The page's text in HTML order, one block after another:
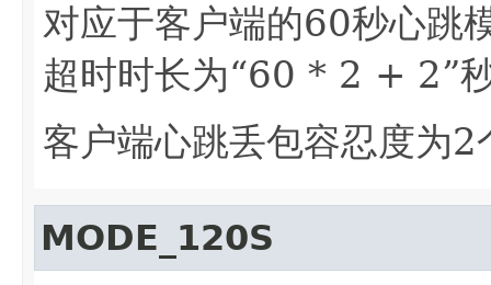
对应于客户端的60秒心跳
超时时长为“60 * 2 + 2”
客户端心跳丢包容忍度为2
MODE_120S